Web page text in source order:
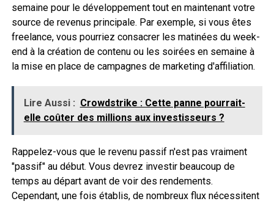
semaine pour le développement tout en maintenant votre
source de revenus principale. Par exemple, si vous êtes
freelance, vous pourriez consacrer les matinées du week-
end à la création de contenu ou les soirées en semaine à
la mise en place de campagnes de marketing d'affiliation.
Lire Aussi : Crowdstrike : Cette panne pourrait-
elle coûter des millions aux investisseurs ?
Rappelez-vous que le revenu passif n'est pas vraiment
"passif" au début. Vous devrez investir beaucoup de
temps au départ avant de voir des rendements.
Cependant, une fois établis, de nombreux flux nécessitent